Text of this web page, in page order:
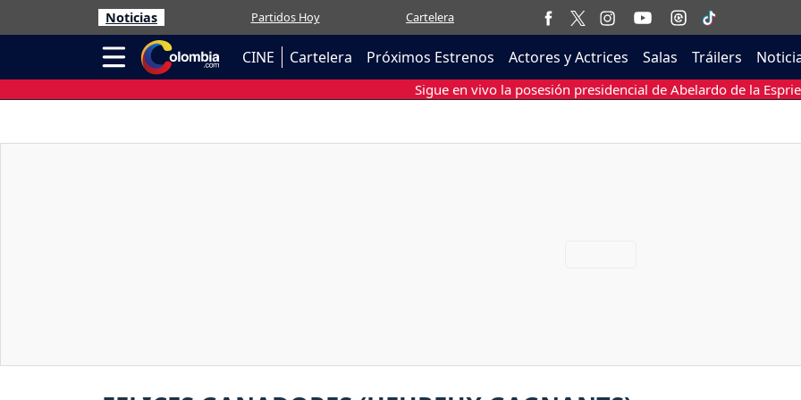
Noticias Partidos Hoy Cartelera
CINE Cartelera Próximos Estrenos Actores y Actrices Salas Tráilers
Sigue en vivo la posesión presidencial de Abelardo de la